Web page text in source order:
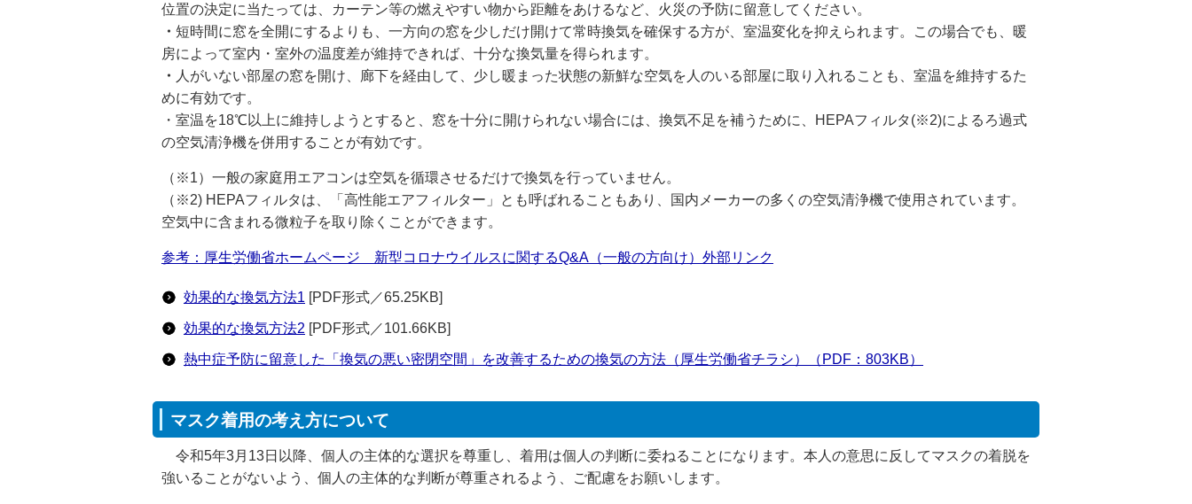
位置の決定に当たっては、カーテン等の燃えやすい物から距離をあけるなど、火災の予防に留意してください。
・ 短時間に窓を全開にするよりも、一方向の窓を少しだけ開けて常時換気を確保する方が、室温変化を抑えられます。この場合でも、暖
房によって室内・室外の温度差が維持できれば、十分な換気量を得られます。
・ 人がいない部屋の窓を開け、廊下を経由して、少し暖まった状態の新鮮な空気を人のいる部屋に取り入れることも、室温を維持するた
めに有効です。
・室温を18℃以上に維持しようとすると、窓を十分に開けられない場合には、換気不足を補うために、HEPAフィルタ(※2)によるろ過式
の空気清浄機を併用することが有効です。
（※1）一般の家庭用エアコンは空気を循環させるだけで換気を行っていません。
（※2) HEPAフィルタは、「高性能エアフィルター」とも呼ばれることもあり、国内メーカーの多くの空気清浄機で使用されています。
空気中に含まれる微粒子を取り除くことができます。
参考：厚生労働省ホームページ 新型コロナウイルスに関するQ&A（一般の方向け）外部リンク
効果的な換気方法1 [PDF形式／65.25KB]
効果的な換気方法2 [PDF形式／101.66KB]
熱中症予防に留意した「換気の悪い密閉空間」を改善するための換気の方法（厚生労働省チラシ）（PDF：803KB）
マスク着用の考え方について
令和5年3月13日以降、個人の主体的な選択を尊重し、着用は個人の判断に委ねることになります。本人の意思に反してマスクの着脱を
強いることがないよう、個人の主体的な判断が尊重されるよう、ご配慮をお願いします。